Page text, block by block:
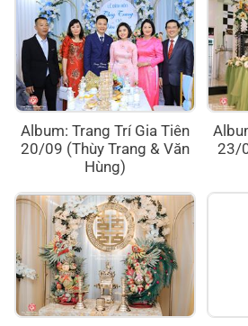
Album: Trang Trí Gia Tiên
20/09 (Thùy Trang & Văn
Hùng)
23/